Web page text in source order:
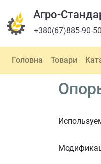
Агро-
+380(67)885-90-50
Головна Товари